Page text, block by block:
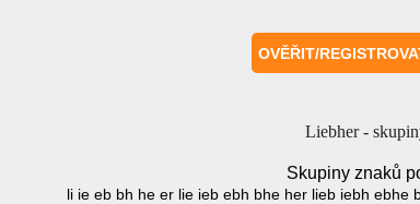
Liebher -
Skupiny znaků
li ie eb bh he er lie ieb ebh bhe her lieb iebh ebhe